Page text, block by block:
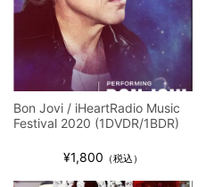
Bon Jovi / iHeartRadio Music
Festival 2020 (1DVDR/1BDR)
¥1,800 （税込）